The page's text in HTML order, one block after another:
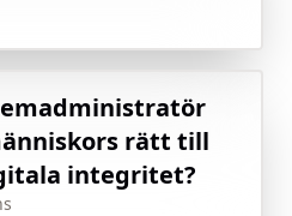
rätt till
integritet?